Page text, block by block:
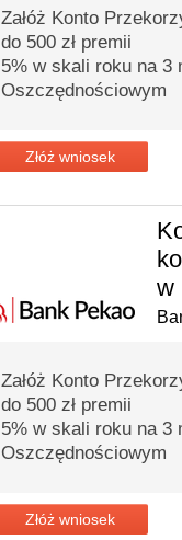
Załóż Konto
do 500 zł premii
5% w skali roku na 3
Oszczędnościowym
Złóż wniosek
w
Załóż Konto
do 500 zł premii
5% w skali roku na 3
Oszczędnościowym
Złóż wniosek